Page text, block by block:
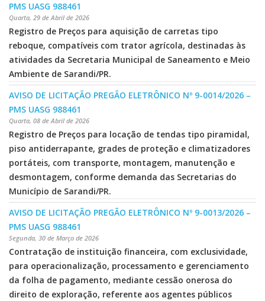
PMS UASG 988461
Quarta, 29 de Abril de 2026
Registro de Preços para aquisição de carretas tipo
reboque, compatíveis com trator agrícola, destinadas às
atividades da Secretaria Municipal de Saneamento e Meio
Ambiente de Sarandi/PR.
AVISO DE LICITAÇÃO PREGÃO ELETRÔNICO Nº 9-0014/2026 –
PMS UASG 988461
Quarta, 08 de Abril de 2026
Registro de Preços para locação de tendas tipo piramidal,
piso antiderrapante, grades de proteção e climatizadores
portáteis, com transporte, montagem, manutenção e
desmontagem, conforme demanda das Secretarias do
Município de Sarandi/PR.
AVISO DE LICITAÇÃO PREGÃO ELETRÔNICO Nº 9-0013/2026 –
PMS UASG 988461
Segunda, 30 de Março de 2026
Contratação de instituição financeira, com exclusividade,
para operacionalização, processamento e gerenciamento
da folha de pagamento, mediante cessão onerosa do
direito de exploração, referente aos agentes públicos